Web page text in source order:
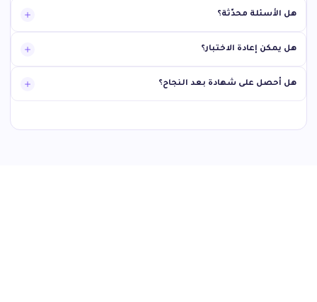
هل الأسئلة محدّثة؟
هل يمكن إعادة الاختبار؟
هل أحصل على شهادة بعد النجاح؟